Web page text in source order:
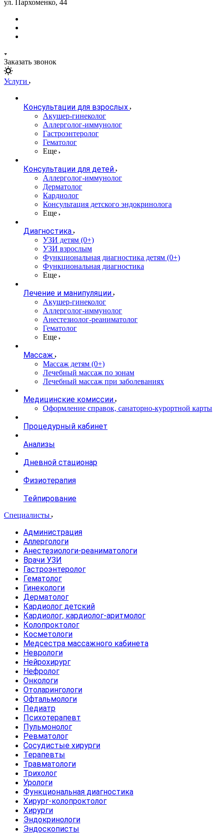
ул. Пархоменко, 44
Заказать звонок
Услуги
Консультации для взрослых
Акушер-гинеколог
Аллерголог-иммунолог
Гастроэнтеролог
Гематолог
Еще
Консультации для детей
Аллерголог-иммунолог
Дерматолог
Кардиолог
Консультация детского эндокринолога
Еще
Диагностика
УЗИ детям (0+)
УЗИ взрослым
Функциональная диагностика детям (0+)
Функциональная диагностика
Еще
Лечение и манипуляции
Акушер-гинеколог
Аллерголог-иммунолог
Анестезиолог-реаниматолог
Гематолог
Еще
Массаж
Массаж детям (0+)
Лечебный массаж по зонам
Лечебный массаж при заболеваниях
Медицинские комиссии
Оформление справок, санаторно-курортной карты
Процедурный кабинет
Анализы
Дневной стационар
Физиотерапия
Тейпирование
Специалисты
Администрация
Аллергологи
Анестезиологи-реаниматологи
Врачи УЗИ
Гастроэнтеролог
Гематолог
Гинекологи
Дерматолог
Кардиолог детский
Кардиолог, кардиолог-аритмолог
Колопроктолог
Косметологи
Медсестра массажного кабинета
Неврологи
Нейрохирург
Нефролог
Онкологи
Отоларингологи
Офтальмологи
Педиатр
Психотерапевт
Пульмонолог
Ревматолог
Сосудистые хирурги
Терапевты
Травматологи
Трихолог
Урологи
Функциональная диагностика
Хирург-колопроктолог
Хирурги
Эндокринологи
Эндоскописты